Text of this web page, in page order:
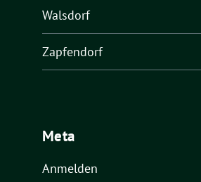
Walsdorf
Zapfendorf
Meta
Anmelden